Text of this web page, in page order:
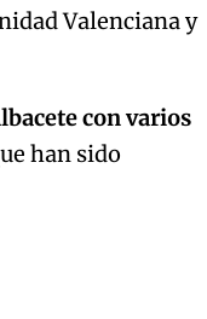
Valenciana y
con varios
han sido